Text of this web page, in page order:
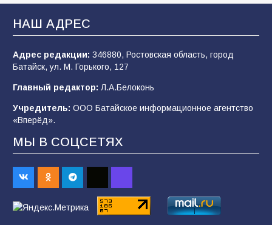
образовательного кластера
05.08.2026
В Батайске продолжаются дорожные работы
95 04.08.2026
деле происходит в армии России в августе
2026 года
93 03.08.2026
НАШ АДРЕС
Адрес редакции: 346880, Ростовская область, город
Батайск, ул. М. Горького, 127
Главный редактор: Л.А.Белоконь
Учредитель: ООО Батайское информационное агентство
«Вперёд».
МЫ В СОЦСЕТЯХ